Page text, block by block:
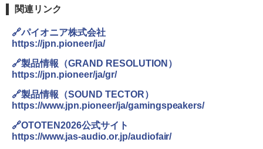
関連リンク
🔗パイオニア株式会社
https://jpn.pioneer/ja/
🔗製品情報（GRAND RESOLUTION）
https://jpn.pioneer/ja/gr/
🔗製品情報（SOUND TECTOR）
https://www.jpn.pioneer/ja/gamingspeakers/
🔗OTOTEN2026公式サイト
https://www.jas-audio.or.jp/audiofair/